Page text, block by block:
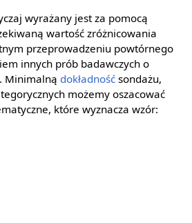
wyrażany jest za pomocą
wartość zróżnicowania
przeprowadzeniu powtórnego
innych prób badawczych o
Minimalną dokładnośćsondażu,
możemy oszacować
które wyznacza wzór: